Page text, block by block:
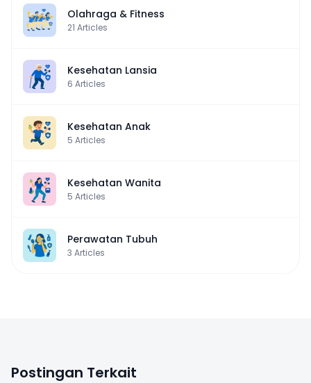
Olahraga & Fitness
21 Articles
Kesehatan Lansia
6 Articles
Kesehatan Anak
5 Articles
Kesehatan Wanita
5 Articles
Perawatan Tubuh
3 Articles
Postingan Terkait